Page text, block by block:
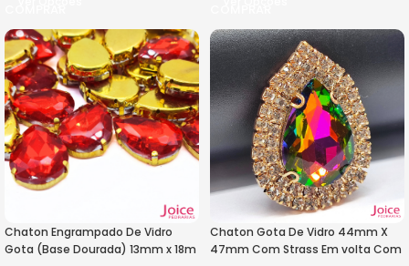
Chaton Engrampado De Vidro
Gota (Base Dourada) 13mm x 18m
Chaton Gota De Vidro 44mm X
47mm Com Strass Em volta Com